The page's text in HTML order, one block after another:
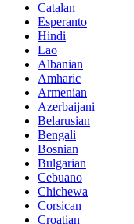
Catalan
Esperanto
Hindi
Lao
Albanian
Amharic
Armenian
Azerbaijani
Belarusian
Bengali
Bosnian
Bulgarian
Cebuano
Chichewa
Corsican
Croatian